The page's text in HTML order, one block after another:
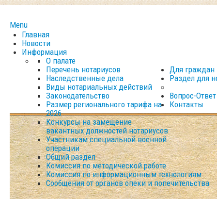
Menu
Главная
Новости
Информация
О палате
Перечень нотариусов
Наследственные дела
Виды нотариальных действий
Законодательство
Размер регионального тарифа на
2026
Конкурсы на замещение
вакантных должностей нотариусов
Участникам специальной военной
операции
Для граждан
Раздел для
Общий раздел
Комиссия по методической работе
Комиссия по информационным технологиям
Сообщения от органов опеки и попечительства
Вопрос-Ответ
Контакты